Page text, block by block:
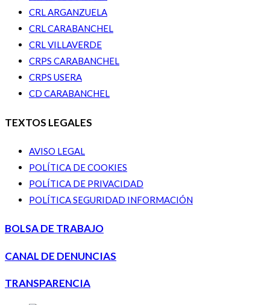
CRL ARGANZUELA
CRL CARABANCHEL
CRL VILLAVERDE
CRPS CARABANCHEL
CRPS USERA
CD CARABANCHEL
TEXTOS LEGALES
AVISO LEGAL
POLÍTICA DE COOKIES
POLÍTICA DE PRIVACIDAD
POLÍTICA SEGURIDAD INFORMACIÓN
BOLSA DE TRABAJO
CANAL DE DENUNCIAS
TRANSPARENCIA